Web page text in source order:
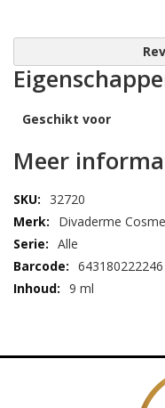
Geschikt voor
Meer
32720
Divaderme
Alle
643180222246
9 ml